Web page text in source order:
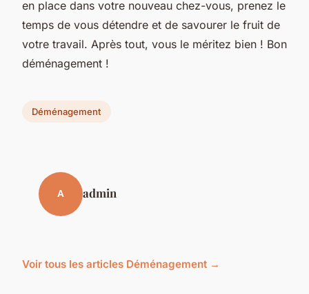
en place dans votre nouveau chez-vous, prenez le
temps de vous détendre et de savourer le fruit de
votre travail. Après tout, vous le méritez bien ! Bon
déménagement !
Déménagement
A admin
Voir tous les articles Déménagement →